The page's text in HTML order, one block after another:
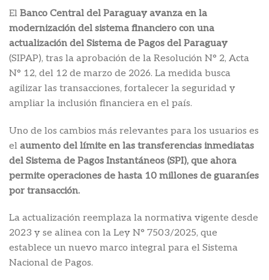
El Banco Central del Paraguay avanza en la
modernización del sistema financiero con una
actualización del Sistema de Pagos del Paraguay
(SIPAP), tras la aprobación de la Resolución N° 2, Acta
N° 12, del 12 de marzo de 2026. La medida busca
agilizar las transacciones, fortalecer la seguridad y
ampliar la inclusión financiera en el país.
Uno de los cambios más relevantes para los usuarios es
el aumento del límite en las transferencias inmediatas
del Sistema de Pagos Instantáneos (SPI), que ahora
permite operaciones de hasta 10 millones de guaraníes
por transacción.
La actualización reemplaza la normativa vigente desde
2023 y se alinea con la Ley N° 7503/2025, que
establece un nuevo marco integral para el Sistema
Nacional de Pagos.